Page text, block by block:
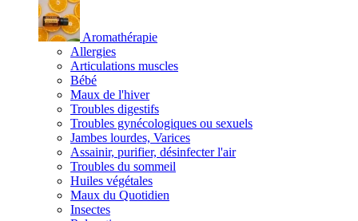
Aromathérapie
Allergies
Articulations muscles
Bébé
Maux de l'hiver
Troubles digestifs
Troubles gynécologiques ou sexuels
Jambes lourdes, Varices
Assainir, purifier, désinfecter l'air
Troubles du sommeil
Huiles végétales
Maux du Quotidien
Insectes